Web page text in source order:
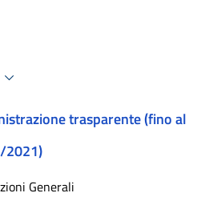
trasparente (fino al
Generali